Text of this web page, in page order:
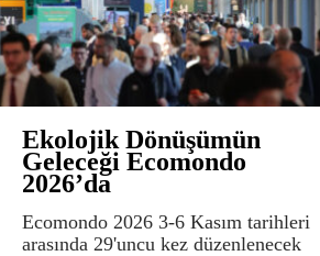
Ekolojik Dönüşümün
Geleceği Ecomondo
2026’da
Ecomondo 2026 3-6 Kasım tarihleri
arasında 29'uncu kez düzenlenecek